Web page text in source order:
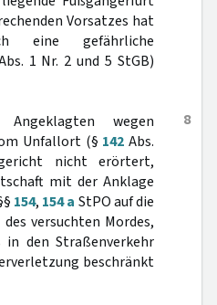
Vorsatzes hat
eine gefährliche
1 Nr. 2 und 5 StGB)
8
wegen
Unfallort (§ 142 Abs.
nicht erörtert,
mit der Anklage
154, 154 a StPO auf die
versuchten Mordes,
in den Straßenverkehr
beschränkt